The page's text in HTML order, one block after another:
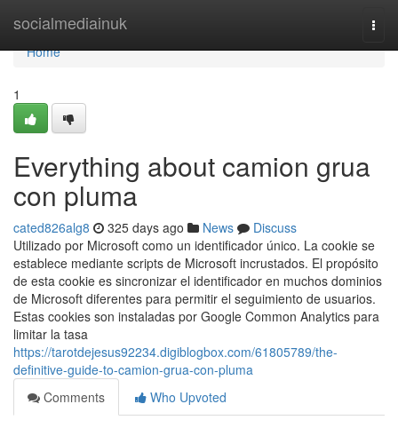
socialmediainuk
Home
Home
1
Everything about camion grua
con pluma
cated826alg8 325 days ago News
Discuss
Utilizado por Microsoft como un identificador único. La cookie se
establece mediante scripts de Microsoft incrustados. El propósito
de esta cookie es sincronizar el identificador en muchos dominios
de Microsoft diferentes para permitir el seguimiento de usuarios.
Estas cookies son instaladas por Google Common Analytics para
limitar la tasa
https://tarotdejesus92234.digiblogbox.com/61805789/the-
definitive-guide-to-camion-grua-con-pluma
Comments
Who Upvoted